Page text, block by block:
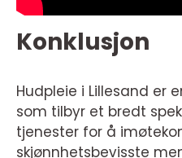
Konklusjon
Hudpleie i Lillesand er
som tilbyr et bredt
tjenester for å
skjønnhetsbevisste